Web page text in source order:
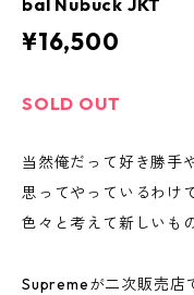
bal Nubuck JKT
¥16,500
SOLD OUT
当然俺だって好き勝手
思ってやっているわけ
色々と考えて新しいも
Supremeが二次販売店